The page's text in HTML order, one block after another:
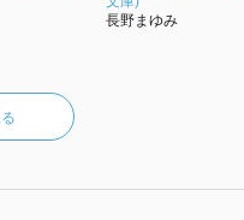
長野まゆみ